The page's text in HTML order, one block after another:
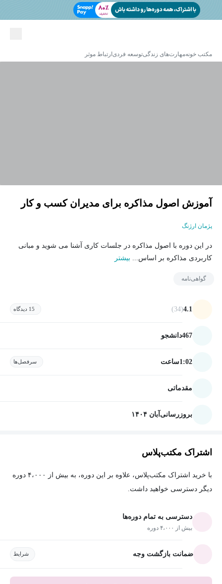
مکتب خونهمهارت‌های زندگیتوسعه فردی ارتباط موثر
آموزش اصول مذاکره برای مدیران کسب و کار
پژمان ارژنگ
در این دوره با اصول مذاکره در جلسات کاری آشنا می شوید و مبانی
کاربردی مذاکره بر اساس... بیشتر
گواهی‌نامه
4.1
(34) 15 دیدگاه
467دانشجو
1:02ساعت سرفصل‌ها
مقدماتی
بروزرسانی آبان ۱۴۰۴
اشتراک مکتب‌پلاس
با خرید اشتراک مکتب‌پلاس، علاوه بر این دوره، به بیش از ۴،۰۰۰ دوره
دیگر دسترسی خواهید داشت.
دسترسی به تمام دوره‌ها
بیش از ۴،۰۰۰ دوره
ضمانت بازگشت وجه شرایط